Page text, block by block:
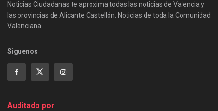
Noticias Ciudadanas te aproxima todas las noticias de Valencia y
las provincias de Alicante Castellón. Noticias de toda la Comunidad
Valenciana.
Siguenos
Auditado por